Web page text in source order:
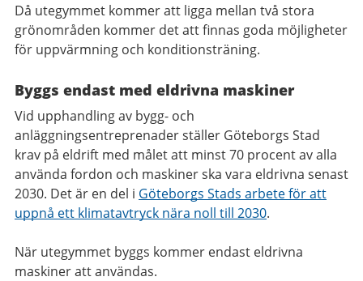
Då utegymmet kommer att ligga mellan två stora
grönområden kommer det att finnas goda möjligheter
för uppvärmning och konditionsträning.
Byggs endast med eldrivna maskiner
Vid upphandling av bygg- och
anläggningsentreprenader ställer Göteborgs Stad
krav på eldrift med målet att minst 70 procent av alla
använda fordon och maskiner ska vara eldrivna senast
2030. Det är en del i Göteborgs Stads arbete för att
uppnå ett klimatavtryck nära noll till 2030.
När utegymmet byggs kommer endast eldrivna
maskiner att användas.